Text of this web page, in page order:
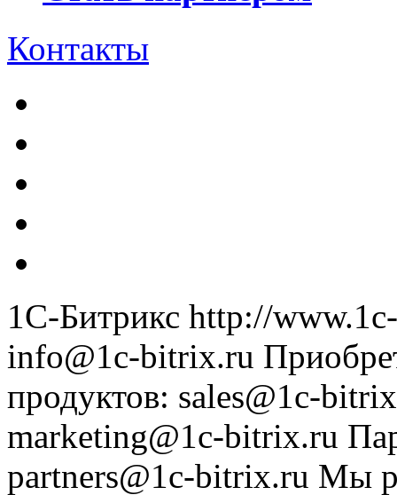
Контакты
1С-Битрикс http://
info@1c-bitrix.ru
продуктов: sales@1c-
marketing@1c-bitrix.ru
partners@1c-bitrix.ru Мы